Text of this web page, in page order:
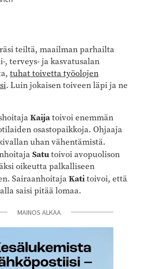
teiltä, maailman parhailta
, terveys- ja kasvatusalan
tuhat toivetta työolojen
. Luin jokaisen toiveen läpi ja ne
Kaijatoivoi enemmän
osastopaikkoja. Ohjaaja
uhan vähentämistä.
Satutoivoi avopuolison
oikeutta palkalliseen
SairaanhoitajaKatitoivoi, että
saisi pitää lomaa.
MAINOS ALKAA